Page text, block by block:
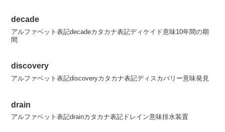
decade
アルファベット表記decadeカタカナ表記ディケイド意味10年間の期
間
discovery
アルファベット表記discoveryカタカナ表記ディスカバリー意味発見
drain
アルファベット表記drainカタカナ表記ドレイン意味排水装置